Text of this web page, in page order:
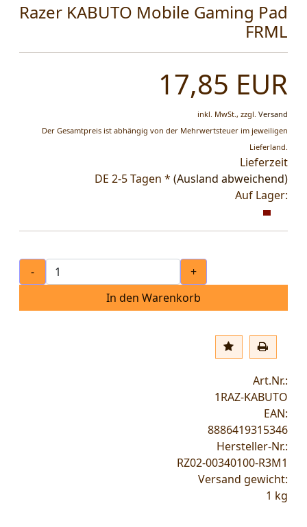
Razer KABUTO Mobile Gaming Pad
FRML
17,85 EUR
inkl. MwSt., zzgl. Versand
Der Gesamtpreis ist abhängig von der Mehrwertsteuer im jeweiligen
Lieferland.
Lieferzeit
DE 2-5 Tagen * (Ausland abweichend)
Auf Lager:
-
+
In den Warenkorb
Art.Nr.:
1RAZ-KABUTO
EAN:
8886419315346
Hersteller-Nr.:
RZ02-00340100-R3M1
Versand gewicht:
1 kg